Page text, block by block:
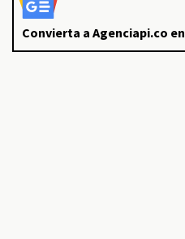
Convierta a Agenciapi.co